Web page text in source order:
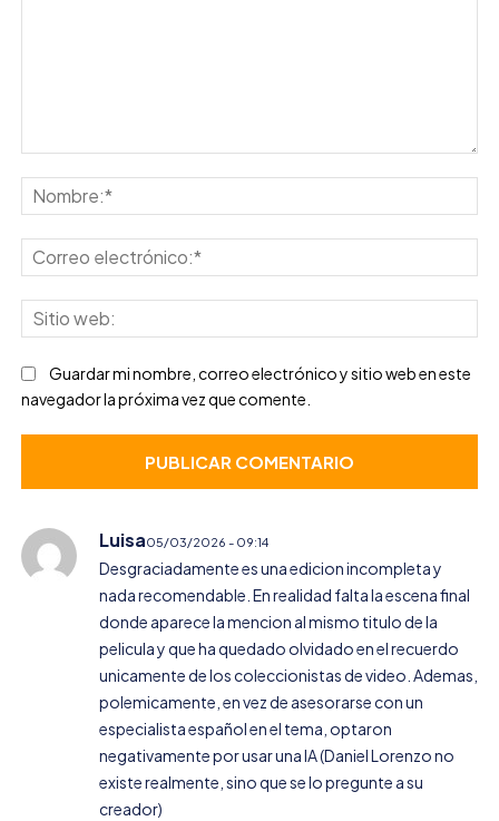
Luisa05/03/2026 - 09:14
Desgraciadamente es una edicion incompleta y
nada recomendable. En realidad falta la escena final
donde aparece la mencion al mismo titulo de la
pelicula y que ha quedado olvidado en el recuerdo
unicamente de los coleccionistas de video. Ademas,
polemicamente, en vez de asesorarse con un
especialista español en el tema, optaron
negativamente por usar una IA (Daniel Lorenzo no
existe realmente, sino que se lo pregunte a su
creador)
Guardar mi nombre, correo electrónico y sitio web en este
navegador la próxima vez que comente.